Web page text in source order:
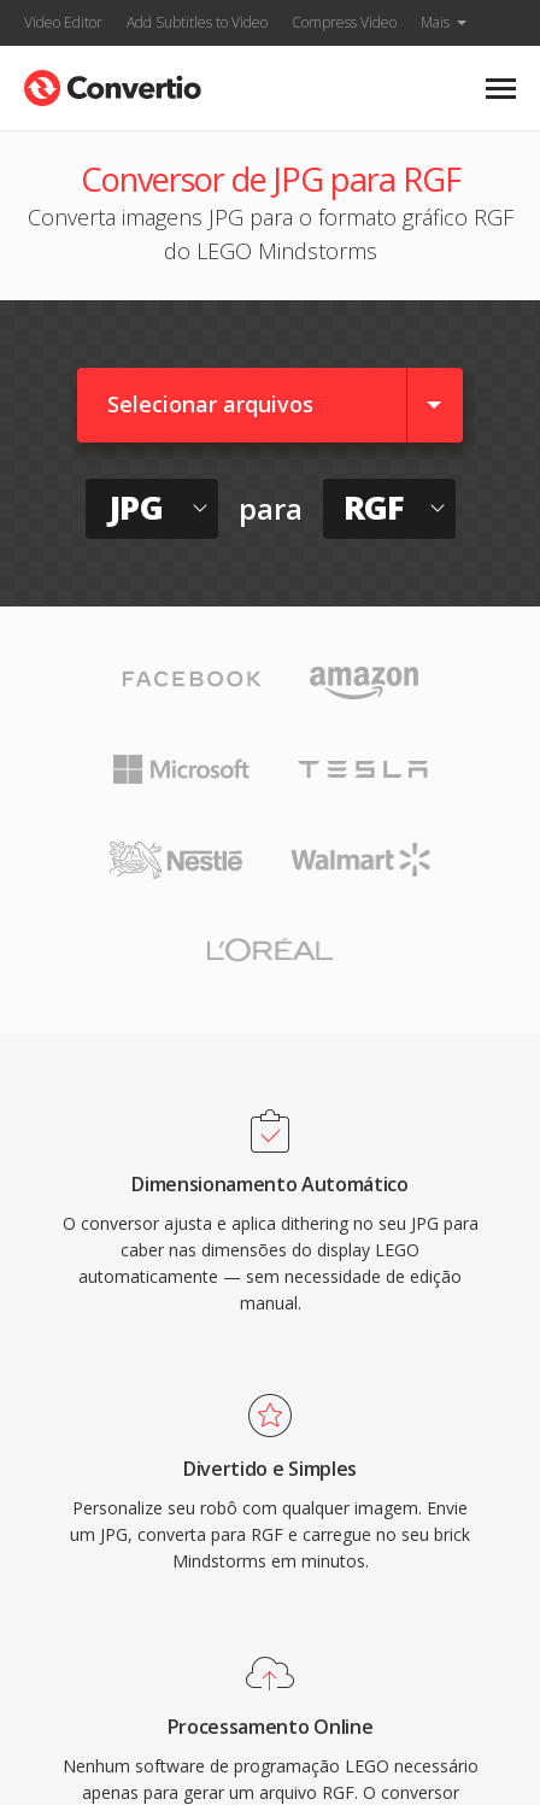
Video Editor Add Subtitles to Video Compress Video Mais
Conversor de JPG para RGF
Converta imagens JPG para o formato gráfico RGF
do LEGO Mindstorms
Selecionar arquivos
JPG para RGF
Dimensionamento Automático
O conversor ajusta e aplica dithering no seu JPG para
caber nas dimensões do display LEGO
automaticamente — sem necessidade de edição
manual.
Divertido e Simples
Personalize seu robô com qualquer imagem. Envie
um JPG, converta para RGF e carregue no seu brick
Mindstorms em minutos.
Processamento Online
Nenhum software de programação LEGO necessário
apenas para gerar um arquivo RGF. O conversor